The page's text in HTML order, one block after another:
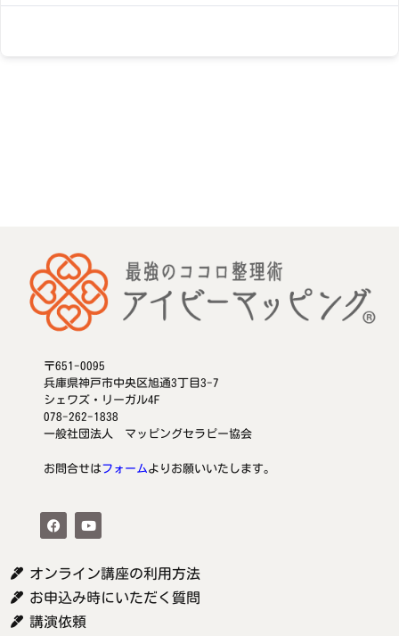
〒651-0095
兵庫県神戸市中央区旭通3丁目3-7
シェワズ・リーガル4F
078-262-1838
一般社団法人 マッピングセラピー協会
お問合せはフォームよりお願いいたします。
オンライン講座の利用方法
お申込み時にいただく質問
講演依頼